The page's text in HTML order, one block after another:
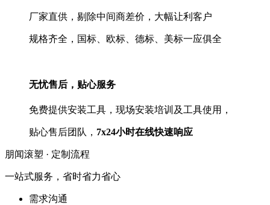
厂家直供，剔除中间商差价，大幅让利客户
规格齐全，国标、欧标、德标、美标一应俱全
无忧售后，贴心服务
免费提供安装工具，现场安装培训及工具使用，
贴心售后团队， 7x24小时在线快速响应
朋闻滚塑 · 定制流程
一站式服务，省时省力省心
需求沟通